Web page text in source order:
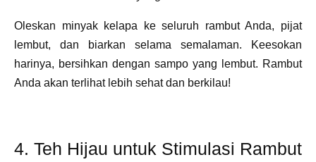
Oleskan minyak kelapa ke seluruh rambut Anda, pijat
lembut, dan biarkan selama semalaman. Keesokan
harinya, bersihkan dengan sampo yang lembut. Rambut
Anda akan terlihat lebih sehat dan berkilau!
4. Teh Hijau untuk Stimulasi Rambut